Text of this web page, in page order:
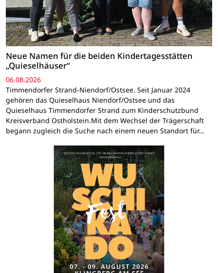
Neue Namen für die beiden Kindertagesstätten
„Quieselhäuser“
06.08.2026
Timmendorfer Strand-Niendorf/Ostsee. Seit Januar 2024
gehören das Quieselhaus Niendorf/Ostsee und das
Quieselhaus Timmendorfer Strand zum Kinderschutzbund
Kreisverband Ostholstein.Mit dem Wechsel der Trägerschaft
begann zugleich die Suche nach einem neuen Standort für…